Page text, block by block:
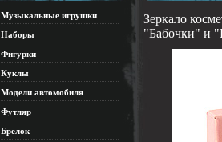
Музыкальные игрушки
Наборы
Фигурки
Куклы
Модели автомобиля
Футляр
Брелок
Зеркало
"Бабочки" и